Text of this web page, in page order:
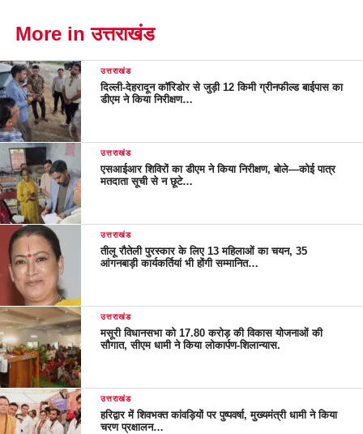
More in उत्तराखंड
उत्तराखंड
दिल्ली-देहरादून कॉरिडोर से जुड़ी 12 किमी ग्रीनफील्ड बाईपास का
डीएम ने किया निरीक्षण…
उत्तराखंड
एसआईआर शिविरों का डीएम ने किया निरीक्षण, बोले—कोई पात्र
मतदाता सूची से न छूटे…
उत्तराखंड
तीलू रौतेली पुरस्कार के लिए 13 महिलाओं का चयन, 35
आंगनबाड़ी कार्यकर्तियां भी होंगी सम्मानित…
उत्तराखंड
मसूरी विधानसभा को 17.80 करोड़ की विकास योजनाओं की
सौगात, सीएम धामी ने किया लोकार्पण-शिलान्यास.
उत्तराखंड
हरिद्वार में शिवभक्त कांवड़ियों पर पुष्पवर्षा, मुख्यमंत्री धामी ने किया
चरण प्रक्षालन…